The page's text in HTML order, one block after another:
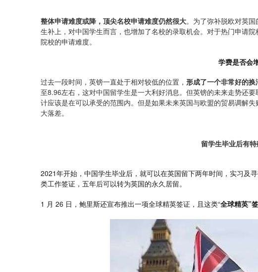
整体申请难度或降，顶尖名校申请难度仍然很大。为了弥补脱欧对英
生补上，对中国学生而言，也增加了名校的录取机会。对于热门申请
院校的申请难度。
学费是否会
过去一段时间，英镑一直处于相对较低的位置， 形成了一个非常好的换
至8.96左右，这对中国留学生是一大利好消息。但英镑的未来走势还要
计应该是在可以承受的范围内。但是如果未来英国与欧盟的贸易调解
大落差。
留学生毕业后有
2021年开始，中国学生毕业后，就可以在英国留下两年时间，实习及
类工作签证，五年后可以转为英国的永久居留。
1 月 26 日，鲍里斯还宣布推出一项全球精英签证，且这类“全球精英”